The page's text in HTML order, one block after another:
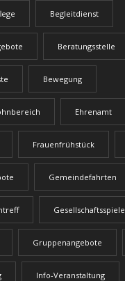
Begleitdienst
Beratungsstelle
Bewegung
Ehrenamt
Frauenfrühstück
Gemeindefahrten
Gesellschaftsspiele
Gruppenangebote
Info-Veranstaltung